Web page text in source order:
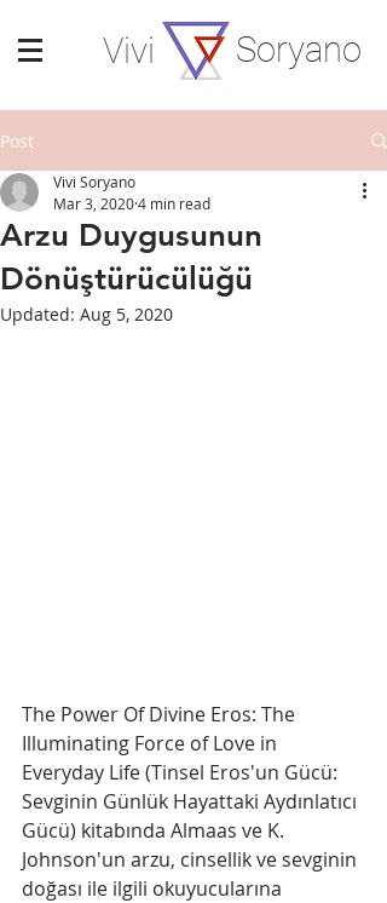
Vivi Soryano
Post
Arzu Duygusunun
Dönüştürücülüğü
Vivi Soryano
Mar 3, 20204 min read
Updated: Aug 5, 2020
The Power Of Divine Eros: The
Illuminating Force of Love in
Everyday Life (Tinsel Eros'un Gücü:
Sevginin Günlük Hayattaki Aydınlatıcı
Gücü) kitabında Almaas ve K.
Johnson'un arzu, cinsellik ve sevginin
doğası ile ilgili okuyucularına